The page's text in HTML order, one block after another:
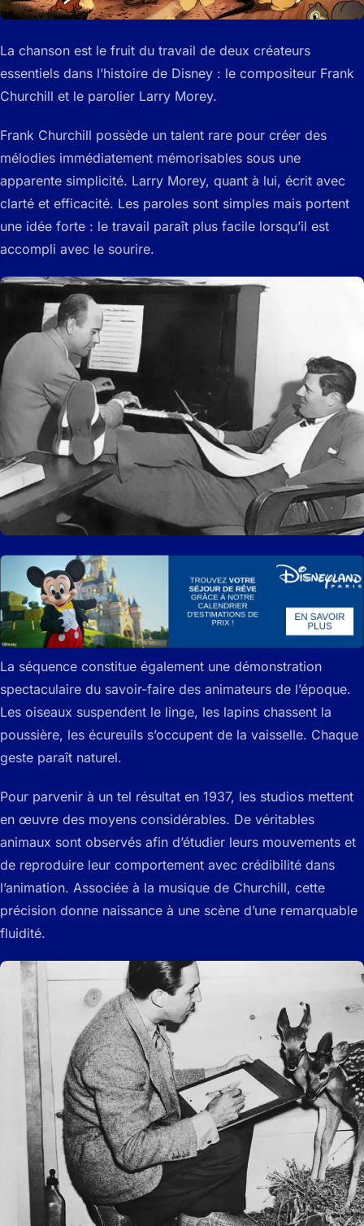
La chanson est le fruit du travail de deux créateurs
essentiels dans l’histoire de Disney : le compositeur Frank
Churchill et le parolier Larry Morey.
Frank Churchill possède un talent rare pour créer des
mélodies immédiatement mémorisables sous une
apparente simplicité. Larry Morey, quant à lui, écrit avec
clarté et efficacité. Les paroles sont simples mais portent
une idée forte : le travail paraît plus facile lorsqu’il est
accompli avec le sourire.
La séquence constitue également une démonstration
spectaculaire du savoir-faire des animateurs de l’époque.
Les oiseaux suspendent le linge, les lapins chassent la
poussière, les écureuils s’occupent de la vaisselle. Chaque
geste paraît naturel.
Pour parvenir à un tel résultat en 1937, les studios mettent
en œuvre des moyens considérables. De véritables
animaux sont observés afin d’étudier leurs mouvements et
de reproduire leur comportement avec crédibilité dans
l’animation. Associée à la musique de Churchill, cette
précision donne naissance à une scène d’une remarquable
fluidité.